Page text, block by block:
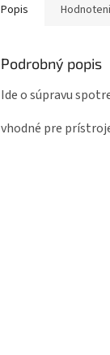
Popis
Podrobný popis
Ide o súpravu
vhodné pre